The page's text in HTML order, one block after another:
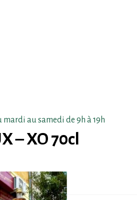
au samedi de 9h à 19h
– XO 70cl